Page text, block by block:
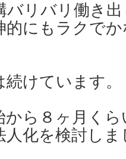
バリバリ働き
的にもラクで
けています。
から８ヶ月く
人化を検討しま